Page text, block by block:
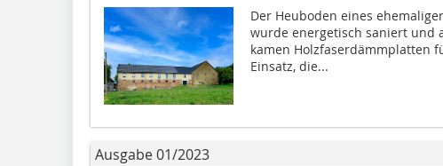
Der Heuboden eines
wurde energetisch saniert und
kamen Holzfaserdämmplatten
Einsatz, die...
Ausgabe 01/2023